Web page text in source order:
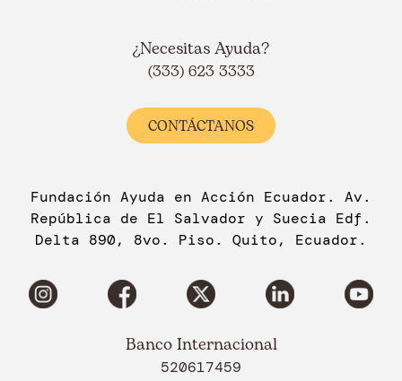
¿Necesitas Ayuda?
(333) 623 3333
CONTÁCTANOS
Fundación Ayuda en Acción Ecuador. Av.
República de El Salvador y Suecia Edf.
Delta 890, 8vo. Piso. Quito, Ecuador.
Banco Internacional
520617459